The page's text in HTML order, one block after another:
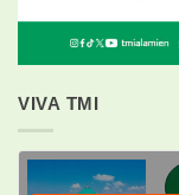
VIVA TMI